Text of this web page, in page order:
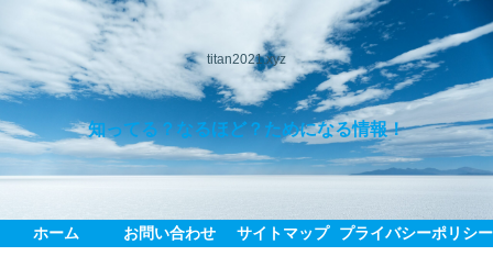
titan2021.xyz
知ってる？なるほど？ためになる情報！
ホーム お問い合わせ サイトマップ プライバシーポリシー